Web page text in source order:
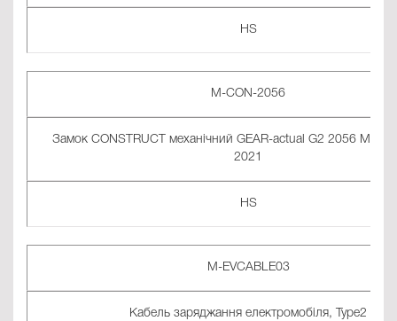
HS
M-CON-2056
Замок CONSTRUCT механічний GEAR-actual G2 2056 MG
2021
HS
M-EVCABLE03
Кабель заряджання електромобіля, Type2